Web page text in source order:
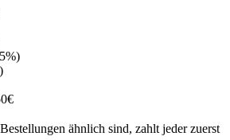
ähnlich sind, zahlt jeder zuerst